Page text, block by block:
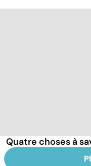
Quatre choses à